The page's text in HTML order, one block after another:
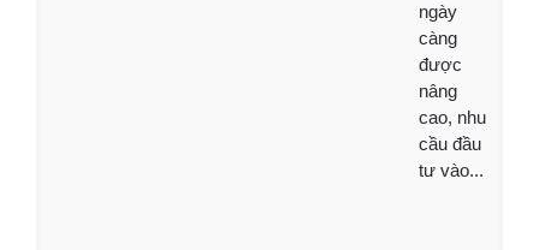
ngày
càng
được
nâng
cao, nhu
cầu đầu
tư vào...